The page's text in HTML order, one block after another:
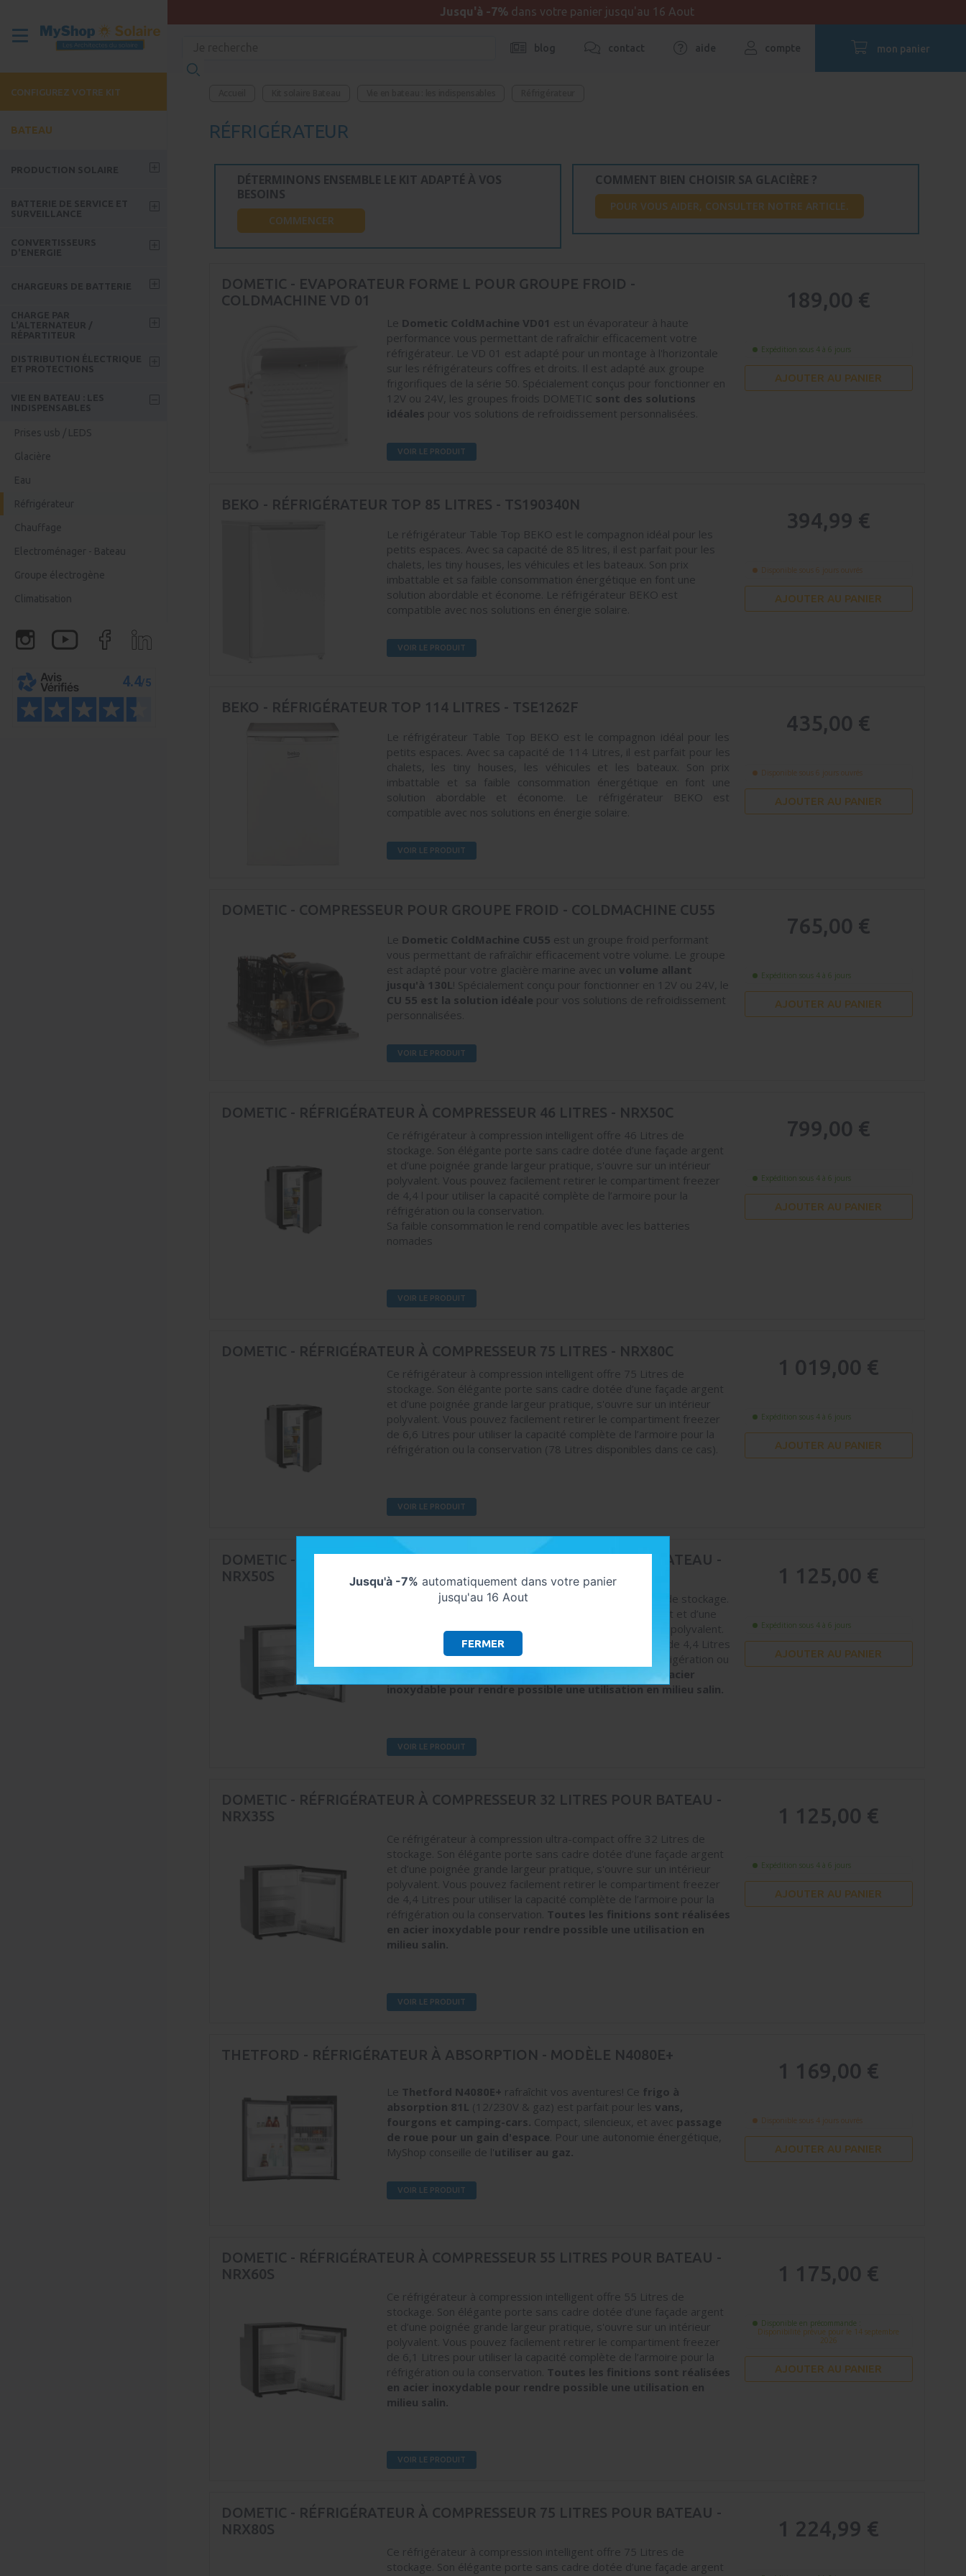
Jusqu'à -7%dans votre panier jusqu'au 16 Aout
blog contact aide compte mon panier
CONFIGUREZ VOTRE KIT
BATEAU
Coupe-circuit et battery
protect
Connectiques
Câblage DC - Bâteau
Prises de Quai
Prises usb / LEDS
Glacière
Eau
Réfrigérateur
Chauffage
Electroménager - Bateau
Groupe électrogène
Climatisation
RÉFRIGÉRATEUR
DÉTERMINONS ENSEMBLE LE KIT ADAPTÉ À VOS
BESOINS
COMMENCER
COMMENT BIEN CHOISIR SA GLACIÈRE ?
POUR VOUS AIDER, CONSULTER NOTRE ARTICLE.
DOMETIC - EVAPORATEUR FORME L POUR GROUPE FROID -
COLDMACHINE VD 01
Le Dometic ColdMachine VD01 est un évaporateur à haute
performance vous permettant de rafraîchir efficacement votre
réfrigérateur. Le VD 01 est adapté pour un montage à l'horizontale
sur les réfrigérateurs coffres et droits. Il est adapté aux groupe
frigorifiques de la série 50. Spécialement conçus pour fonctionner en
12V ou 24V, les groupes froids DOMETIC sont des solutions
idéales pour vos solutions de refroidissement personnalisées.
VOIR LE PRODUIT
189,00 €
Expédition sous 4 à 6 jours
AJOUTER AU PANIER
BEKO - RÉFRIGÉRATEUR TOP 85 LITRES - TS190340N
Le réfrigérateur Table Top BEKO est le compagnon idéal pour les
petits espaces. Avec sa capacité de 85 litres, il est parfait pour les
chalets, les tiny houses, les véhicules et les bateaux. Son prix
imbattable et sa faible consommation énergétique en font une
solution abordable et économe. Le réfrigérateur BEKO est
compatible avec nos solutions en énergie solaire.
VOIR LE PRODUIT
394,99 €
Disponible sous 6 jours ouvrés
AJOUTER AU PANIER
BEKO - RÉFRIGÉRATEUR TOP 114 LITRES - TSE1262F
Le réfrigérateur Table Top BEKO est le compagnon idéal pour les
petits espaces. Avec sa capacité de 114 Litres, il est parfait pour les
chalets, les tiny houses, les véhicules et les bateaux. Son prix
imbattable et sa faible consommation énergétique en font une
solution abordable et économe. Le réfrigérateur BEKO est
compatible avec nos solutions en énergie solaire.
VOIR LE PRODUIT
435,00 €
Disponible sous 6 jours ouvrés
AJOUTER AU PANIER
DOMETIC - COMPRESSEUR POUR GROUPE FROID - COLDMACHINE CU55
Le Dometic ColdMachine CU55 est un groupe froid performant
vous permettant de rafraîchir efficacement votre volume. Le groupe
est adapté pour votre glacière marine avec un volume allant
jusqu'à 130L ! Spécialement conçu pour fonctionner en 12V ou 24V, le
CU 55 est la solution idéale pour vos solutions de refroidissement
personnalisées.
VOIR LE PRODUIT
765,00 €
Expédition sous 4 à 6 jours
AJOUTER AU PANIER
DOMETIC - RÉFRIGÉRATEUR À COMPRESSEUR 46 LITRES - NRX50C
Ce réfrigérateur à compression intelligent offre 46 Litres de
stockage. Son élégante porte sans cadre dotée d’une façade argent
et d’une poignée grande largeur pratique, s'ouvre sur un intérieur
polyvalent. Vous pouvez facilement retirer le compartiment freezer
de 4,4 l pour utiliser la capacité complète de l’armoire pour la
réfrigération ou la conservation.
Sa faible consommation le rend compatible avec les batteries
nomades
VOIR LE PRODUIT
799,00 €
Expédition sous 4 à 6 jours
AJOUTER AU PANIER
DOMETIC - RÉFRIGÉRATEUR À COMPRESSEUR 75 LITRES - NRX80C
Ce réfrigérateur à compression intelligent offre 75 Litres de
stockage. Son élégante porte sans cadre dotée d’une façade argent
et d’une poignée grande largeur pratique, s'ouvre sur un intérieur
polyvalent. Vous pouvez facilement retirer le compartiment freezer
de 6,6 Litres pour utiliser la capacité complète de l’armoire pour la
réfrigération ou la conservation (78 Litres disponibles dans ce cas).
VOIR LE PRODUIT
1 019,00 €
Expédition sous 4 à 6 jours
AJOUTER AU PANIER
DOMETIC - RÉFRIGÉRATEUR À COMPRESSEUR 44 LITRES POUR BATEAU -
NRX50S
Ce réfrigérateur à compression compact offre 44 Litres de stockage.
Son élégante porte sans cadre dotée d’une façade argent et d’une
poignée grande largeur pratique, s'ouvre sur un intérieur polyvalent.
Vous pouvez facilement retirer le compartiment freezer de 4,4 Litres
pour utiliser la capacité complète de l’armoire pour la réfrigération ou
Toutes les finitions sont réalisées en acier
inoxydable pour rendre possible une utilisation en milieu salin.
VOIR LE PRODUIT
1 125,00 €
Expédition sous 4 à 6 jours
AJOUTER AU PANIER
DOMETIC - RÉFRIGÉRATEUR À COMPRESSEUR 32 LITRES POUR BATEAU -
NRX35S
Ce réfrigérateur à compression ultra-compact offre 32 Litres de
stockage. Son élégante porte sans cadre dotée d’une façade argent
et d’une poignée grande largeur pratique, s'ouvre sur un intérieur
polyvalent. Vous pouvez facilement retirer le compartiment freezer
de 4,4 Litres pour utiliser la capacité complète de l’armoire pour la
réfrigération ou la conservation. Toutes les finitions sont réalisées
en acier inoxydable pour rendre possible une utilisation en
milieu salin.
VOIR LE PRODUIT
1 125,00 €
Expédition sous 4 à 6 jours
AJOUTER AU PANIER
THETFORD - RÉFRIGÉRATEUR À ABSORPTION - MODÈLE N4080E+
Le Thetford N4080E+ rafraîchit vos aventures! Ce frigo à
absorption 81L (12/230V & gaz) est parfait pour les vans,
fourgons et camping-cars. Compact, silencieux, et avec passage
de roue pour un gain d'espace . Pour une autonomie énergétique,
MyShop conseille de l'utiliser au gaz.
VOIR LE PRODUIT
1 169,00 €
Disponible sous 4 jours ouvrés
AJOUTER AU PANIER
DOMETIC - RÉFRIGÉRATEUR À COMPRESSEUR 55 LITRES POUR BATEAU -
NRX60S
Ce réfrigérateur à compression intelligent offre 55 Litres de
stockage. Son élégante porte sans cadre dotée d’une façade argent
et d’une poignée grande largeur pratique, s'ouvre sur un intérieur
polyvalent. Vous pouvez facilement retirer le compartiment freezer
de 6,1 Litres pour utiliser la capacité complète de l’armoire pour la
réfrigération ou la conservation. Toutes les finitions sont réalisées
en acier inoxydable pour rendre possible une utilisation en
milieu salin.
VOIR LE PRODUIT
1 175,00 €
Disponible en précommande :
Disponibilité prévue pour le 14 septembre
2026
AJOUTER AU PANIER
DOMETIC - RÉFRIGÉRATEUR À COMPRESSEUR 75 LITRES POUR BATEAU -
NRX80S
Ce réfrigérateur à compression intelligent offre 75 Litres de
stockage. Son élégante porte sans cadre dotée d’une façade argent
1 224,99 €
Jusqu'à -7% automatiquement dans votre panier
jusqu'au 16 Aout
FERMER